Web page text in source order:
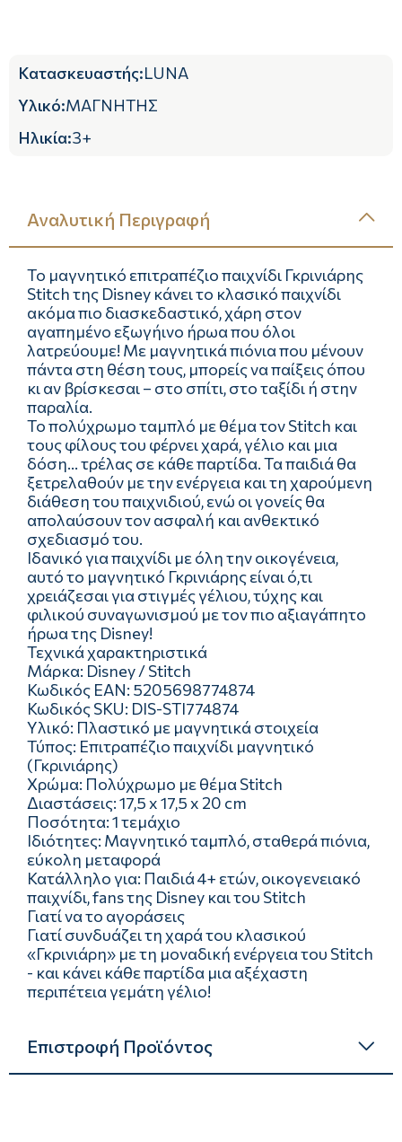
Κατασκευαστής:LUNA
Υλικό:ΜΑΓΝΗΤΗΣ
Ηλικία:3+
Αναλυτική Περιγραφή
Το μαγνητικό επιτραπέζιο παιχνίδι Γκρινιάρης
Stitch της Disney κάνει το κλασικό παιχνίδι
ακόμα πιο διασκεδαστικό, χάρη στον
αγαπημένο εξωγήινο ήρωα που όλοι
λατρεύουμε! Με μαγνητικά πιόνια που μένουν
πάντα στη θέση τους, μπορείς να παίξεις όπου
κι αν βρίσκεσαι – στο σπίτι, στο ταξίδι ή στην
παραλία.
Το πολύχρωμο ταμπλό με θέμα τον Stitch και
τους φίλους του φέρνει χαρά, γέλιο και μια
δόση... τρέλας σε κάθε παρτίδα. Τα παιδιά θα
ξετρελαθούν με την ενέργεια και τη χαρούμενη
διάθεση του παιχνιδιού, ενώ οι γονείς θα
απολαύσουν τον ασφαλή και ανθεκτικό
σχεδιασμό του.
Ιδανικό για παιχνίδι με όλη την οικογένεια,
αυτό το μαγνητικό Γκρινιάρης είναι ό,τι
χρειάζεσαι για στιγμές γέλιου, τύχης και
φιλικού συναγωνισμού με τον πιο αξιαγάπητο
ήρωα της Disney!
Τεχνικά χαρακτηριστικά
Μάρκα: Disney / Stitch
Κωδικός EAN: 5205698774874
Κωδικός SKU: DIS-STI774874
Υλικό: Πλαστικό με μαγνητικά στοιχεία
Τύπος: Επιτραπέζιο παιχνίδι μαγνητικό
(Γκρινιάρης)
Χρώμα: Πολύχρωμο με θέμα Stitch
Διαστάσεις: 17,5 x 17,5 x 20 cm
Ποσότητα: 1 τεμάχιο
Ιδιότητες: Μαγνητικό ταμπλό, σταθερά πιόνια,
εύκολη μεταφορά
Κατάλληλο για: Παιδιά 4+ ετών, οικογενειακό
παιχνίδι, fans της Disney και του Stitch
Γιατί να το αγοράσεις
Γιατί συνδυάζει τη χαρά του κλασικού
«Γκρινιάρη» με τη μοναδική ενέργεια του Stitch
- και κάνει κάθε παρτίδα μια αξέχαστη
περιπέτεια γεμάτη γέλιο!
Επιστροφή Προϊόντος